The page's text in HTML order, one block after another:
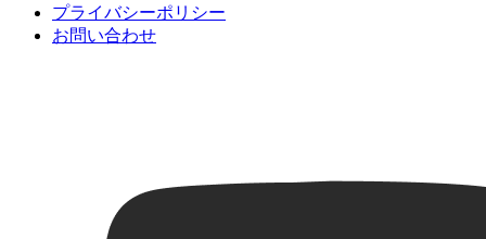
プライバシーポリシー
お問い合わせ